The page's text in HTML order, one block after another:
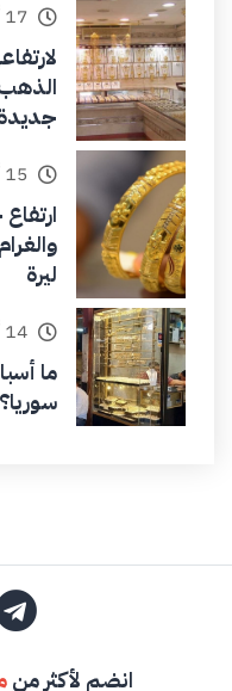
17 أكتوبر, 2024 - 02:40 م
15 أكتوبر, 2024 - 11:45 ص
ليرة
14 أكتوبر, 2024 - 01:03 م
ما
سوريا؟
انضم لأكثر من